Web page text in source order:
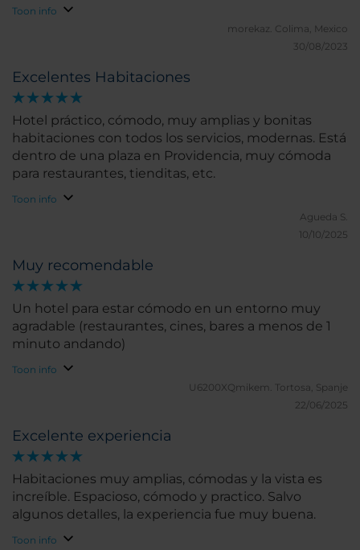
Excelentes Habitaciones
Hotel práctico, cómodo, muy amplias y bonitas
habitaciones con todos los servicios, modernas. Está
dentro de una plaza en Providencia, muy cómoda
para restaurantes, tienditas, etc.
Toon info
Agueda S.
10/10/2025
Muy recomendable
Un hotel para estar cómodo en un entorno muy
agradable (restaurantes, cines, bares a menos de 1
minuto andando)
Toon info
U6200XQmikem. Tortosa, Spanje
22/06/2025
Excelente experiencia
Habitaciones muy amplias, cómodas y la vista es
increíble. Espacioso, cómodo y practico. Salvo
algunos detalles, la experiencia fue muy buena.
Toon info
estacionamiento de la plaza y al momento de
validar tu ticket en el hotel, te hacen descuento del
50% en el costo final del estacionamiento ($15.00 la
instalaciones del hotel son bonitas y se respira un
aire de tranquilidad.
Toon info
morekaz. Colima, Mexico
30/08/2023